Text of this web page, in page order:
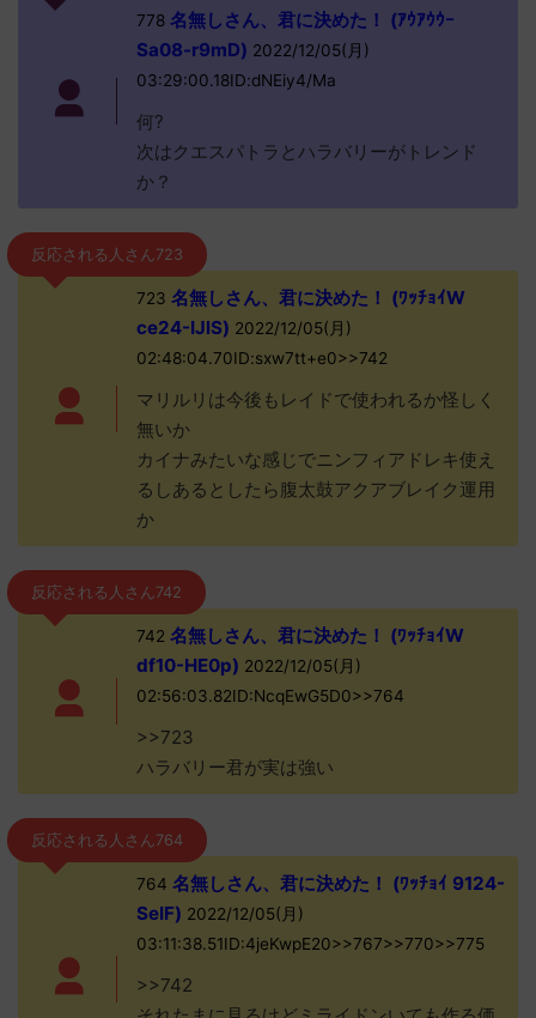
778名無しさん、君に決めた！ (ｱｳｱｳｳｰ
Sa08-r9mD) 2022/12/05(月)
03:29:00.18ID:dNEiy4/Ma
何?
次はクエスパトラとハラバリーがトレンド
か？
反応される人さん723
723 名無しさん、君に決めた！ (ﾜｯﾁｮｲW
ce24-IJlS) 2022/12/05(月)
02:48:04.70ID:sxw7tt+e0>>742
マリルリは今後もレイドで使われるか怪しく
無いか
カイナみたいな感じでニンフィアドレキ使え
るしあるとしたら腹太鼓アクアブレイク運用
か
反応される人さん742
742 名無しさん、君に決めた！ (ﾜｯﾁｮｲW
df10-HE0p) 2022/12/05(月)
02:56:03.82ID:NcqEwG5D0>>764
>>723
ハラバリー君が実は強い
反応される人さん764
764 名無しさん、君に決めた！ (ﾜｯﾁｮｲ 9124-
SeIF) 2022/12/05(月)
03:11:38.51ID:4jeKwpE20>>767>>770>>775
>>742